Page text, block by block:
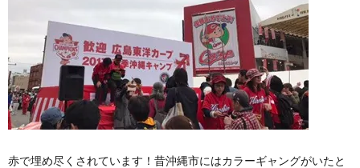
赤で埋め尽くされています！昔沖縄市にはカラーギャングがいたと